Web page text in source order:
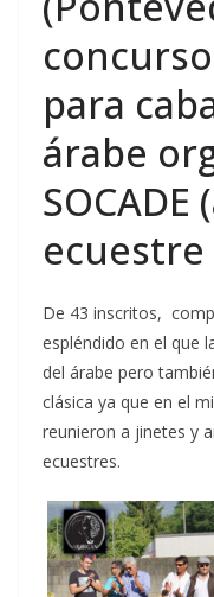
para
árabe
ecuestre
De 43 inscritos,
espléndido en el que
del árabe pero
clásica ya que en el
reunieron a jinetes y
ecuestres.